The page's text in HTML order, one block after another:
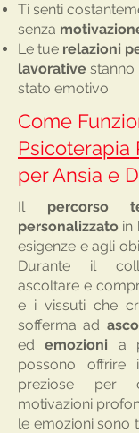
Ti senti
senza
Le tue relazioni
lavorative stanno
stato emotivo.
Come
Psicoterapia
per Ansia e
Il percorso
personalizzato in
esigenze e agli
Durante il
ascoltare e
e i vissuti che
sofferma ad
edemozioni a
possono offrire
preziose per
motivazioni
le emozionisono